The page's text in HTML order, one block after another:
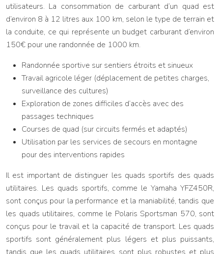
utilisateurs. La consommation de carburant d’un quad est
d’environ 8 à 12 litres aux 100 km, selon le type de terrain et
la conduite, ce qui représente un budget carburant d’environ
150€ pour une randonnée de 1000 km.
Randonnée sportive sur sentiers étroits et sinueux
Travail agricole léger (déplacement de petites charges,
surveillance des cultures)
Exploration de zones difficiles d’accès avec des
passages techniques
Courses de quad (sur circuits fermés et adaptés)
Utilisation par les services de secours en montagne
pour des interventions rapides
Il est important de distinguer les quads sportifs des quads
utilitaires. Les quads sportifs, comme le Yamaha YFZ450R,
sont conçus pour la performance et la maniabilité, tandis que
les quads utilitaires, comme le Polaris Sportsman 570, sont
conçus pour le travail et la capacité de transport. Les quads
sportifs sont généralement plus légers et plus puissants,